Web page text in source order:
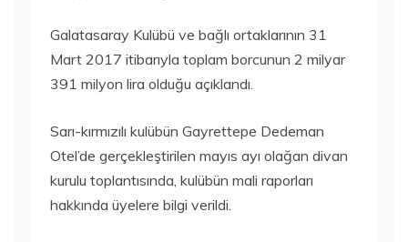
Galatasaray Kulübü ve bağlı ortaklarının 31
Mart 2017 itibarıyla toplam borcunun 2 milyar
391 milyon lira olduğu açıklandı.
Sarı-kırmızılı kulübün Gayrettepe Dedeman
Otel’de gerçekleştirilen mayıs ayı olağan divan
kurulu toplantısında, kulübün mali raporları
hakkında üyelere bilgi verildi.